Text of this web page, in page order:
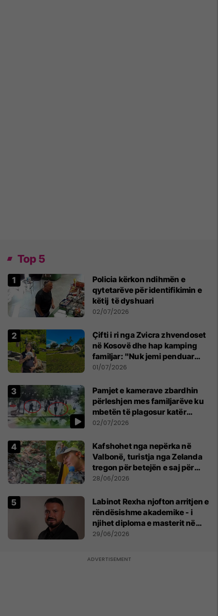
Top 5
Policia kërkon ndihmën e
qytetarëve për identifikimin e
këtij të dyshuari
02/07/2026
Çifti i ri nga Zvicra zhvendoset
në Kosovë dhe hap kamping
familjar: "Nuk jemi penduar
asnjë ditë"
01/07/2026
Pamjet e kamerave zbardhin
përleshjen mes familjarëve ku
mbetën të plagosur katër
persona
02/07/2026
Kafshohet nga nepërka në
Valbonë, turistja nga Zelanda
tregon për betejën e saj për
mbijetesë
28/06/2026
Labinot Rexha njofton arritjen e
rëndësishme akademike - i
njihet diploma e masterit në
Psikologji në Zvicër
29/06/2026